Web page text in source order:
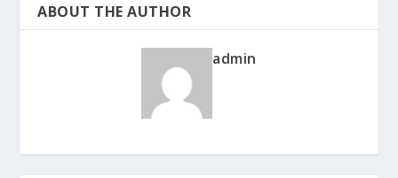
ABOUT THE AUTHOR
admin